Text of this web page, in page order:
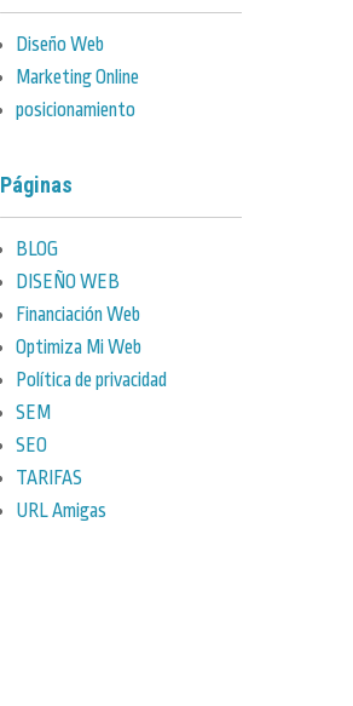
Diseño Web
Marketing Online
posicionamiento
Páginas
BLOG
DISEÑO WEB
Financiación Web
Optimiza Mi Web
Política de privacidad
SEM
SEO
TARIFAS
URL Amigas